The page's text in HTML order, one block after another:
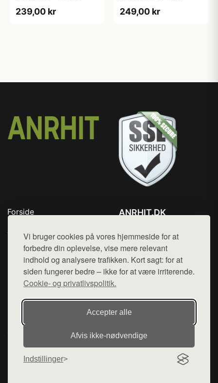
Vi bruger cookies på vores hjemmeside for at
forbedre din oplevelse, vise mere relevant
indhold og analysere trafikken. Kort sagt: for at
siden fungerer bedre – ikke for at være irriterende.
Cookie- og privatlivspolitik.
Accepter alle
Afvis ikke‑nødvendige
Indstillinger
239,00 kr 249,00 kr
Forside
Top Rabatter
Blog
Kontakt
ANRHIT.DK
Mail: hej@want.dk
Cookie- og privatlivspolitik
Denne side er en del af want.dk, der udgiver en række
hjemmesider med præsentation af forskellige produkter fra
diverse webshops. Der sælges ikke varer fra denne side - vi
henviser til de shops, som sælger varen. Vi har heller ikke
varerne på lager.